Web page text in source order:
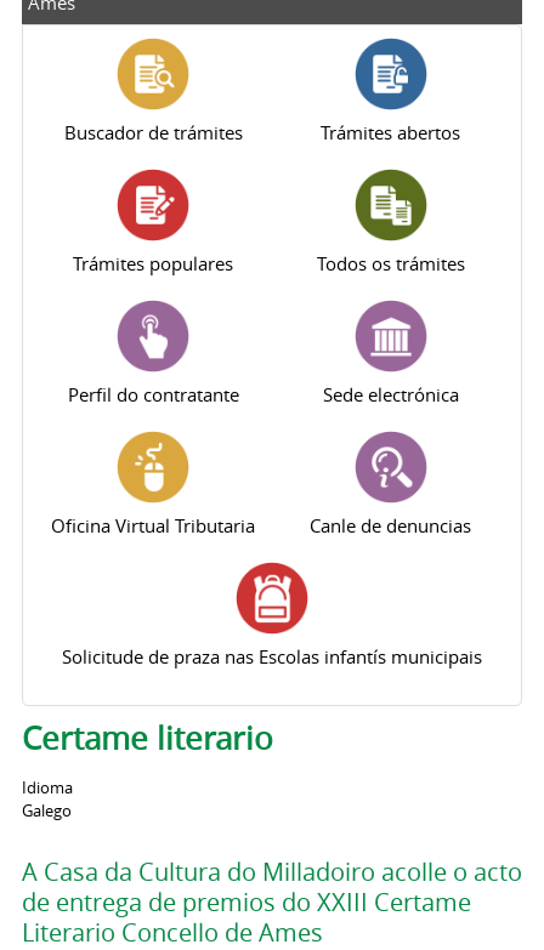
Buscador de trámites Trámites abertos
Trámites populares Todos os trámites
Perfil do contratante Sede electrónica
Oficina Virtual Tributaria Canle de denuncias
Solicitude de praza nas Escolas infantís municipais
Certame literario
Idioma
Galego
A Casa da Cultura do Milladoiro acolle o acto
de entrega de premios do XXIII Certame
Literario Concello de Ames